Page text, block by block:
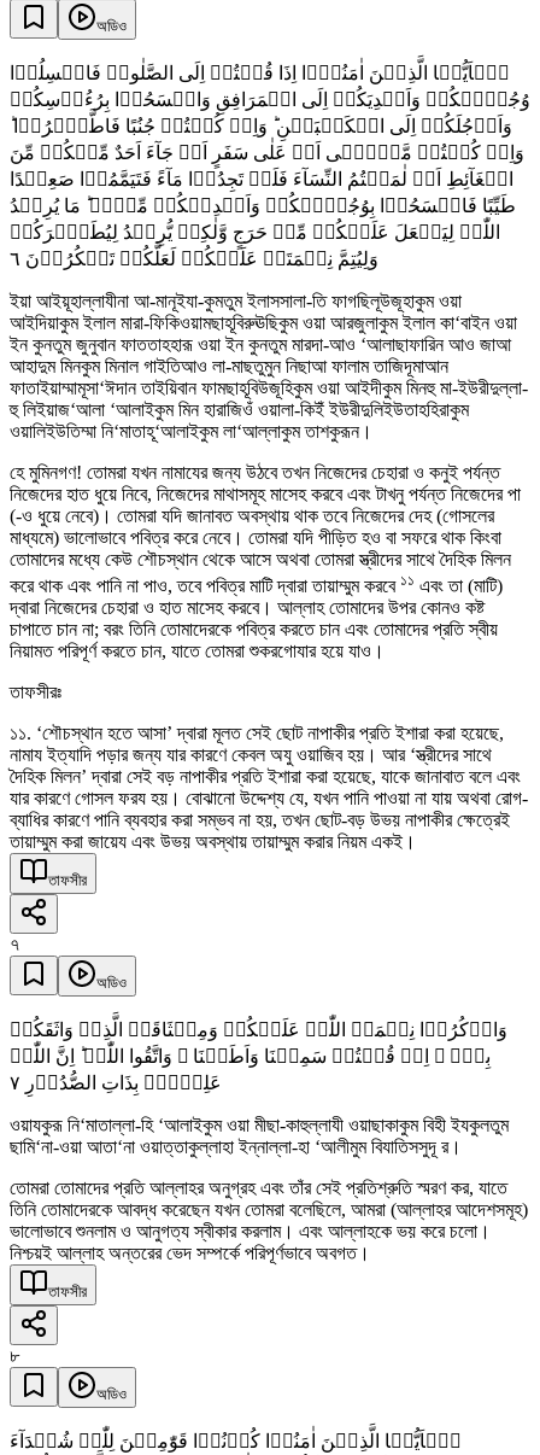
অডিও
یٰۤاَیُّہَا الَّذِیۡنَ اٰمَنُوۡۤا اِذَا قُمۡتُمۡ اِلَی الصَّلٰوۃِ فَاغۡسِلُوۡا
وُجُوۡہَکُمۡ وَاَیۡدِیَکُمۡ اِلَی الۡمَرَافِقِ وَامۡسَحُوۡا بِرُءُوۡسِکُمۡ
وَاَرۡجُلَکُمۡ اِلَی الۡکَعۡبَیۡنِ ؕ وَاِنۡ کُنۡتُمۡ جُنُبًا فَاطَّہَّرُوۡا ؕ
وَاِنۡ کُنۡتُمۡ مَّرۡضٰۤی اَوۡ عَلٰی سَفَرٍ اَوۡ جَآءَ اَحَدٌ مِّنۡکُمۡ مِّنَ
الۡغَآئِطِ اَوۡ لٰمَسۡتُمُ النِّسَآءَ فَلَمۡ تَجِدُوۡا مَآءً فَتَیَمَّمُوۡا صَعِیۡدًا
طَیِّبًا فَامۡسَحُوۡا بِوُجُوۡہِکُمۡ وَاَیۡدِیۡکُمۡ مِّنۡہُ ؕ مَا یُرِیۡدُ
اللّٰہُ لِیَجۡعَلَ عَلَیۡکُمۡ مِّنۡ حَرَجٍ وَّلٰکِنۡ یُّرِیۡدُ لِیُطَہِّرَکُمۡ
وَلِیُتِمَّ نِعۡمَتَہٗ عَلَیۡکُمۡ لَعَلَّکُمۡ تَشۡکُرُوۡنَ ٦
ইয়া আইয়ূহাল্লাযীনা আ-মানূইযা-কুমতুম ইলাসসালা-তি ফাগছিলূউজূহাকুম ওয়া
আইদিয়াকুম ইলাল মারা-ফিকিওয়ামছাহূবিরুঊছিকুম ওয়া আরজুলাকুম ইলাল কা‘বাইন ওয়া
ইন কুনতুম জুনুবান ফাততাহহারূ ওয়া ইন কুনতুম মারদা-আও ‘আলাছাফারিন আও জাআ
আহাদুম মিনকুম মিনাল গাইতিআও লা-মাছতুমুন নিছাআ ফালাম তাজিদূমাআন
ফাতাইয়াম্মামূসা‘ঈদান তাইয়িবান ফামছাহূবিউজূহিকুম ওয়া আইদীকুম মিনহু মা-ইউরীদুল্লা-
হু লিইয়াজ‘আলা ‘আলাইকুম মিন হারাজিওঁ ওয়ালা-কিইঁ ইউরীদুলিইউতাহহিরাকুম
ওয়ালিইউতিম্মা নি‘মাতাহূ‘আলাইকুম লা‘আল্লাকুম তাশকুরূন।
হে মুমিনগণ! তোমরা যখন নামাযের জন্য উঠবে তখন নিজেদের চেহারা ও কনুই পর্যন্ত
নিজেদের হাত ধুয়ে নিবে, নিজেদের মাথাসমূহ মাসেহ করবে এবং টাখনু পর্যন্ত নিজেদের পা
(-ও ধুয়ে নেবে)। তোমরা যদি জানাবত অবস্থায় থাক তবে নিজেদের দেহ (গোসলের
মাধ্যমে) ভালোভাবে পবিত্র করে নেবে। তোমরা যদি পীড়িত হও বা সফরে থাক কিংবা
তোমাদের মধ্যে কেউ শৌচস্থান থেকে আসে অথবা তোমরা স্ত্রীদের সাথে দৈহিক মিলন
করে থাক এবং পানি না পাও, তবে পবিত্র মাটি দ্বারা তায়াম্মুম করবে ১১ এবং তা (মাটি)
দ্বারা নিজেদের চেহারা ও হাত মাসেহ করবে। আল্লাহ তোমাদের উপর কোনও কষ্ট
চাপাতে চান না; বরং তিনি তোমাদেরকে পবিত্র করতে চান এবং তোমাদের প্রতি স্বীয়
নিয়ামত পরিপূর্ণ করতে চান, যাতে তোমরা শুকরগোযার হয়ে যাও।
তাফসীরঃ
১১. ‘শৌচস্থান হতে আসা’ দ্বারা মূলত সেই ছোট নাপাকীর প্রতি ইশারা করা হয়েছে,
নামায ইত্যাদি পড়ার জন্য যার কারণে কেবল অযু ওয়াজিব হয়। আর ‘স্ত্রীদের সাথে
দৈহিক মিলন’ দ্বারা সেই বড় নাপাকীর প্রতি ইশারা করা হয়েছে, যাকে জানাবাত বলে এবং
যার কারণে গোসল ফরয হয়। বোঝানো উদ্দেশ্য যে, যখন পানি পাওয়া না যায় অথবা রোগ-
ব্যাধির কারণে পানি ব্যবহার করা সম্ভব না হয়, তখন ছোট-বড় উভয় নাপাকীর ক্ষেত্রেই
তায়াম্মুম করা জায়েয এবং উভয় অবস্থায় তায়াম্মুম করার নিয়ম একই।
তাফসীর
৭
অডিও
وَاذۡکُرُوۡا نِعۡمَۃَ اللّٰہِ عَلَیۡکُمۡ وَمِیۡثَاقَہُ الَّذِیۡ وَاثَقَکُمۡ
بِہٖۤ ۙ اِذۡ قُلۡتُمۡ سَمِعۡنَا وَاَطَعۡنَا ۫ وَاتَّقُوا اللّٰہَ ؕ اِنَّ اللّٰہَ
عَلِیۡمٌۢ بِذَاتِ الصُّدُوۡرِ ٧
ওয়াযকুরূ নি‘মাতাল্লা-হি ‘আলাইকুম ওয়া মীছা-কাহুল্লাযী ওয়াছাকাকুম বিহী ইযকুলতুম
ছামি‘না-ওয়া আতা‘না ওয়াত্তাকুল্লাহা ইন্নাল্লা-হা ‘আলীমুম বিযাতিসসুদূ র।
তোমরা তোমাদের প্রতি আল্লাহর অনুগ্রহ এবং তাঁর সেই প্রতিশ্রুতি স্মরণ কর, যাতে
তিনি তোমাদেরকে আবদ্ধ করেছেন যখন তোমরা বলেছিলে, আমরা (আল্লাহর আদেশসমূহ)
ভালোভাবে শুনলাম ও আনুগত্য স্বীকার করলাম। এবং আল্লাহকে ভয় করে চলো।
নিশ্চয়ই আল্লাহ অন্তরের ভেদ সম্পর্কে পরিপূর্ণভাবে অবগত।
তাফসীর
৮
অডিও
یٰۤاَیُّہَا الَّذِیۡنَ اٰمَنُوۡا کُوۡنُوۡا قَوّٰمِیۡنَ لِلّٰہِ شُہَدَآءَ